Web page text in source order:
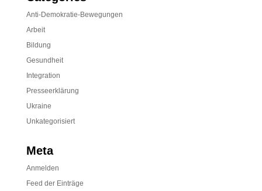
Anti-Demokratie-Bewegungen
Arbeit
Bildung
Gesundheit
Integration
Presseerklärung
Ukraine
Unkategorisiert
Meta
Anmelden
Feed der Einträge